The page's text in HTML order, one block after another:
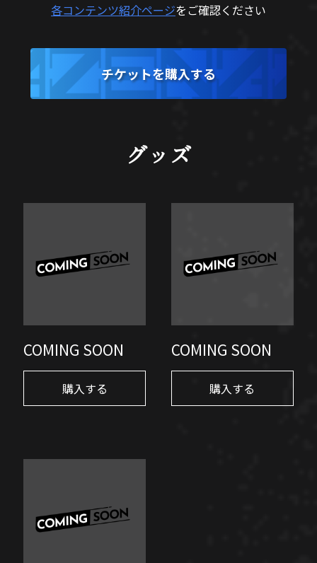
各コンテンツ紹介ページをご確認ください
チケットを購入する
グッズ
COMING SOON
購入する
COMING SOON
購入する